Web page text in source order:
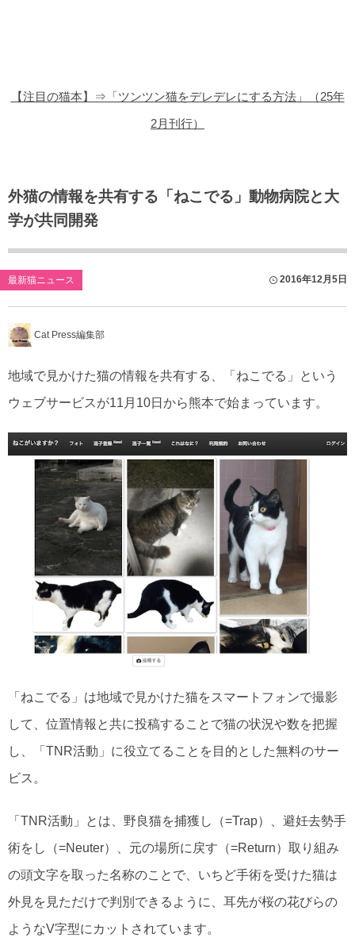
【注目の猫本】⇒「ツンツン猫をデレデレにする方法」（25年
2月刊行）
外猫の情報を共有する「ねこでる」動物病院と大
学が共同開発
最新猫ニュース 2016年12月5日
Cat Press編集部
地域で見かけた猫の情報を共有する、「ねこでる」という
ウェブサービスが11月10日から熊本で始まっています。
「ねこでる」は地域で見かけた猫をスマートフォンで撮影
して、位置情報と共に投稿することで猫の状況や数を把握
し、「TNR活動」に役立てることを目的とした無料のサー
ビス。
「TNR活動」とは、野良猫を捕獲し（=Trap）、避妊去勢手
術をし（=Neuter）、元の場所に戻す（=Return）取り組み
の頭文字を取った名称のことで、いちど手術を受けた猫は
外見を見ただけで判別できるように、耳先が桜の花びらの
ようなV字型にカットされています。
猫のゲーム・アプリ
猫のフリー写真素材